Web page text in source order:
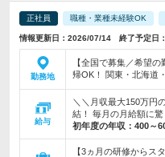
正社員 職種・業種未経験OK
情報更新日：2026/07/14 終了予定日
勤務地
【全国で募集／希望
帰OK！ 関東・北海道
給与
＼＼月収最大150万円
結！ 毎月の月給額に
初年度の年収： 400～
【3ヵ月の研修からス